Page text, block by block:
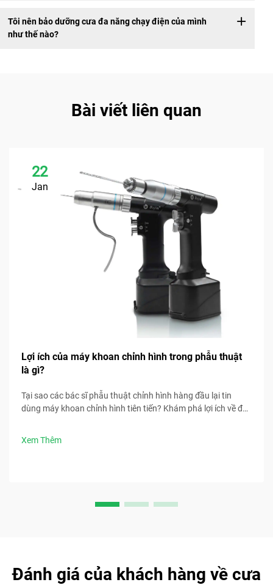
Tôi nên bảo dưỡng cưa đa năng chạy điện của mình
như thế nào?
Bài viết liên quan
22
Jan
Lợi ích của máy khoan chỉnh hình trong phẫu thuật
là gì?
Tại sao các bác sĩ phẫu thuật chỉnh hình hàng đầu lại tin
dùng máy khoan chỉnh hình tiên tiến? Khám phá lợi ích về độ
Xem Thêm
Đánh giá của khách hàng về cưa